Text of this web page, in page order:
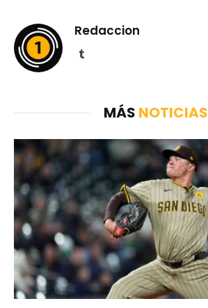
Redaccion
Tumblr
MÁS NOTICIAS